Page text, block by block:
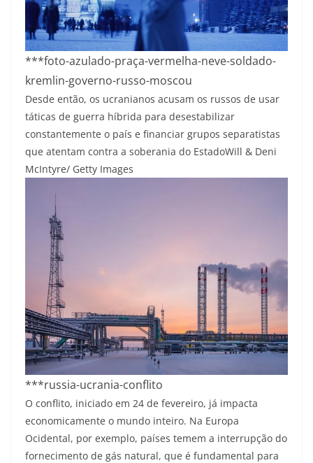
***foto-azulado-praça-vermelha-neve-soldado-
kremlin-governo-russo-moscou
Desde então, os ucranianos acusam os russos de usar
táticas de guerra híbrida para desestabilizar
constantemente o país e financiar grupos separatistas
que atentam contra a soberania do EstadoWill & Deni
McIntyre/ Getty Images
***russia-ucrania-conflito
O conflito, iniciado em 24 de fevereiro, já impacta
economicamente o mundo inteiro. Na Europa
Ocidental, por exemplo, países temem a interrupção do
fornecimento de gás natural, que é fundamental para